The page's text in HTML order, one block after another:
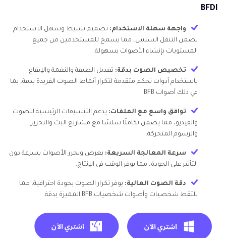
BFDI
واجهة سهلة الاستخدام: تصميم بسيط وسهل الاستخدام
يضمن التنقل السلس، مما يسمح للمستخدمين من جميع
المستويات بإنشاء الأصوات بسهولة.
تخصيص الصوت بدقة: تعديل الطبقة والنغمة والإيقاع
باستخدام أدوات تحكم متقدمة لتكرار أنماط الصوت الفريدة بدقة، بما
في ذلك أصوات BFB.
توافق واسع مع الملفات: يدعم التنسيقات الرئيسية للصوت
والفيديو، مما يضمن تكاملًا سلسًا مع مشاريع البث والتحرير
والرسوم المتحركة.
سرعة المعالجة السريعة: يعرض ويحرر الأصوات بسرعة دون
التأثير على الجودة، مما يوفر الوقت في الإنتاج.
دقة الصوت العالية: يوفر تكرار الصوت بجودة احترافية، مما
يلتقط شخصيات وأصوات شخصيات BFB المميزة بدقة.